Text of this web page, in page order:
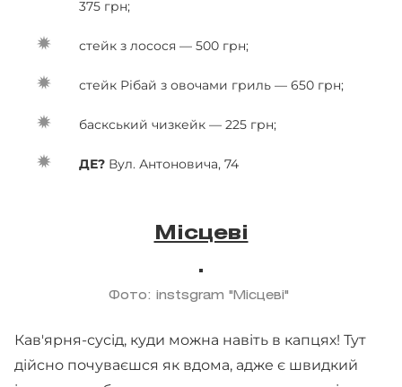
375 грн;
стейк з лосося — 500 грн;
стейк Рібай з овочами гриль — 650 грн;
баскський чизкейк — 225 грн;
ДЕ? Вул. Антоновича, 74
Місцеві
Фото: instsgram "Місцеві"
Кав'ярня-сусід, куди можна навіть в капцях! Тут
дійсно почуваєшся як вдома, адже є швидкий